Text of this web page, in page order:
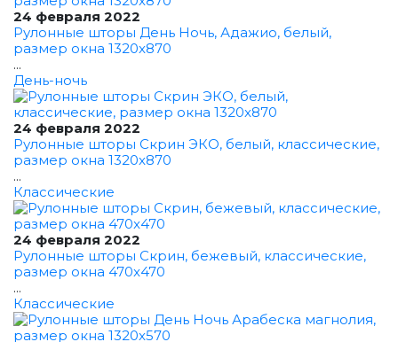
24 февраля 2022
Рулонные шторы День Ночь, Адажио, белый,
размер окна 1320x870
...
День-ночь
24 февраля 2022
Рулонные шторы Скрин ЭКО, белый, классические,
размер окна 1320x870
...
Классические
24 февраля 2022
Рулонные шторы Скрин, бежевый, классические,
размер окна 470x470
...
Классические